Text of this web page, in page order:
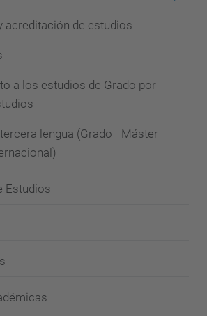
acreditación de estudios
a los estudios de Grado por
lengua (Grado - Máster -
Estudios